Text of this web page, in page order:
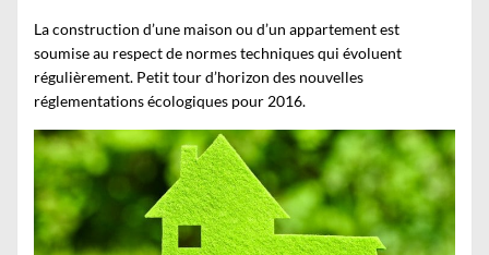
La construction d’une maison ou d’un appartement est
soumise au respect de normes techniques qui évoluent
régulièrement. Petit tour d’horizon des nouvelles
réglementations écologiques pour 2016.